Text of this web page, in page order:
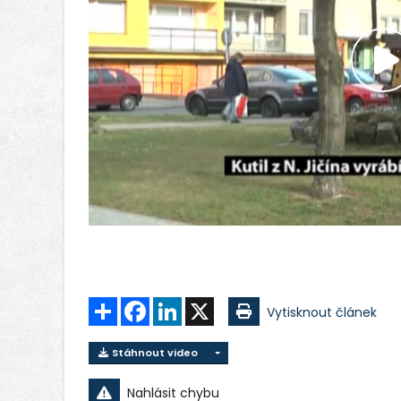
Sdílet FacebookLinkedIn Vytisknout článek
Stáhnout video
Nahlásit chybu